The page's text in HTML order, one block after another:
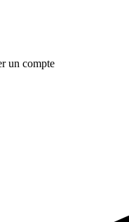
un compte